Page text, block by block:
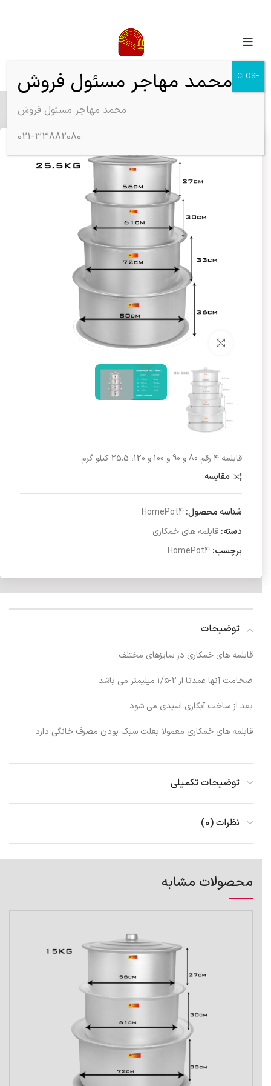
برای بزرگنمایی کلیک کنید
قابلمه ۴ رقم 80 و 90 و 100 و 120، 25.5 کیلو گرم
مقایسه
شناسه محصول:HomePot4
دسته: قابلمه های خمکاری
برچسب: HomePot4
توضیحات
قابلمه های خمکاری در سایزهای مختلف
ضخامت آنها عمدتا از ۲-۱/۵ میلیمتر می باشد
بعد از ساخت آبکاری اسیدی می شود
قابلمه های خمکاری معمولا بعلت سبک بودن مصرف خانگی دارد
توضیحات تکمیلی
نظرات (0)
محصولات مشابه
محمد مهاجر مسئول فروش
محمد مهاجر مسئول فروش
021-33882080
CLOSE